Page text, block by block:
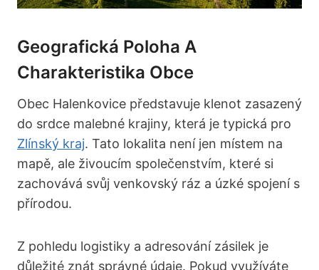
Geografická Poloha A
Charakteristika Obce
Obec Halenkovice představuje klenot zasazený
do srdce malebné krajiny, která je typická pro
Zlínský kraj. Tato lokalita není jen místem na
mapě, ale živoucím společenstvím, které si
zachovává svůj venkovský ráz a úzké spojení s
přírodou.
Z pohledu logistiky a adresování zásilek je
důležité znát správné údaje. Pokud využíváte